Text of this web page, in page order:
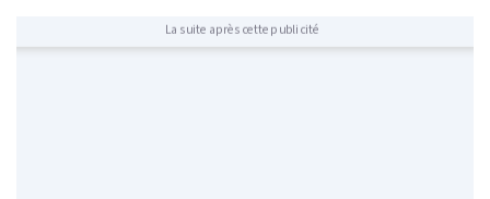
La suite après cette publicité